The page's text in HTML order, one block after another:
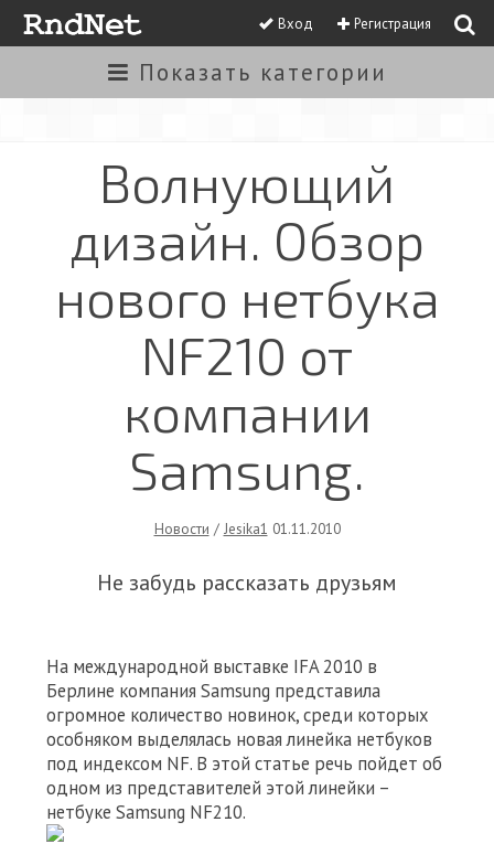
Вход Регистрация
Показать категории
Волнующий
дизайн. Обзор
нового нетбука
NF210 от
компании
Samsung.
Новости / Jesika1 01.11.2010
Не забудь рассказать друзьям
На международной выставке IFA 2010 в
Берлине компания Samsung представила
огромное количество новинок, среди которых
особняком выделялась новая линейка нетбуков
под индексом NF. В этой статье речь пойдет об
одном из представителей этой линейки –
нетбуке Samsung NF210.